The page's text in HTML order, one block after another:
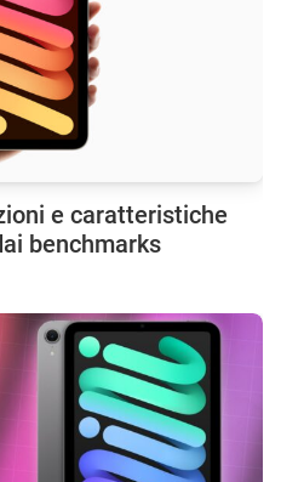
e caratteristiche
benchmarks